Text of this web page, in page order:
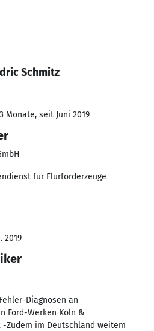
Schmitz
Monate, seit Juni 2019
für Flurförderzeuge
2019
Diagnosen an
Ford-Werken Köln &
-Zudem im Deutschland weitem